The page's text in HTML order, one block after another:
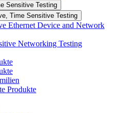
Sensitive Testing
Time Sensitive Testing
Ethernet Device and Network
Networking Testing
Produkte